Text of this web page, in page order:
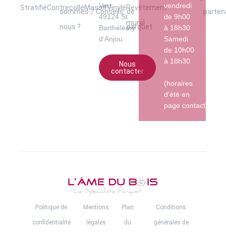
StratifiéContrecolléMassifVinyleRevêtement
mural
sommes-
nous ?
/ Conseils de
parquet
Vert
49124 St
Barthélémy
d’Anjou
Nous
contacter
vendredi
de 9h00
à 18h30
Samedi
de 10h00
à 18h30
(horaires
d’été en
page contact)
Politique de
confidentialité
Mentions
légales
Plan
du
Conditions
générales de